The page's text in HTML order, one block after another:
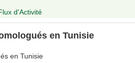
d'Activité
en Tunisie
en Tunisie